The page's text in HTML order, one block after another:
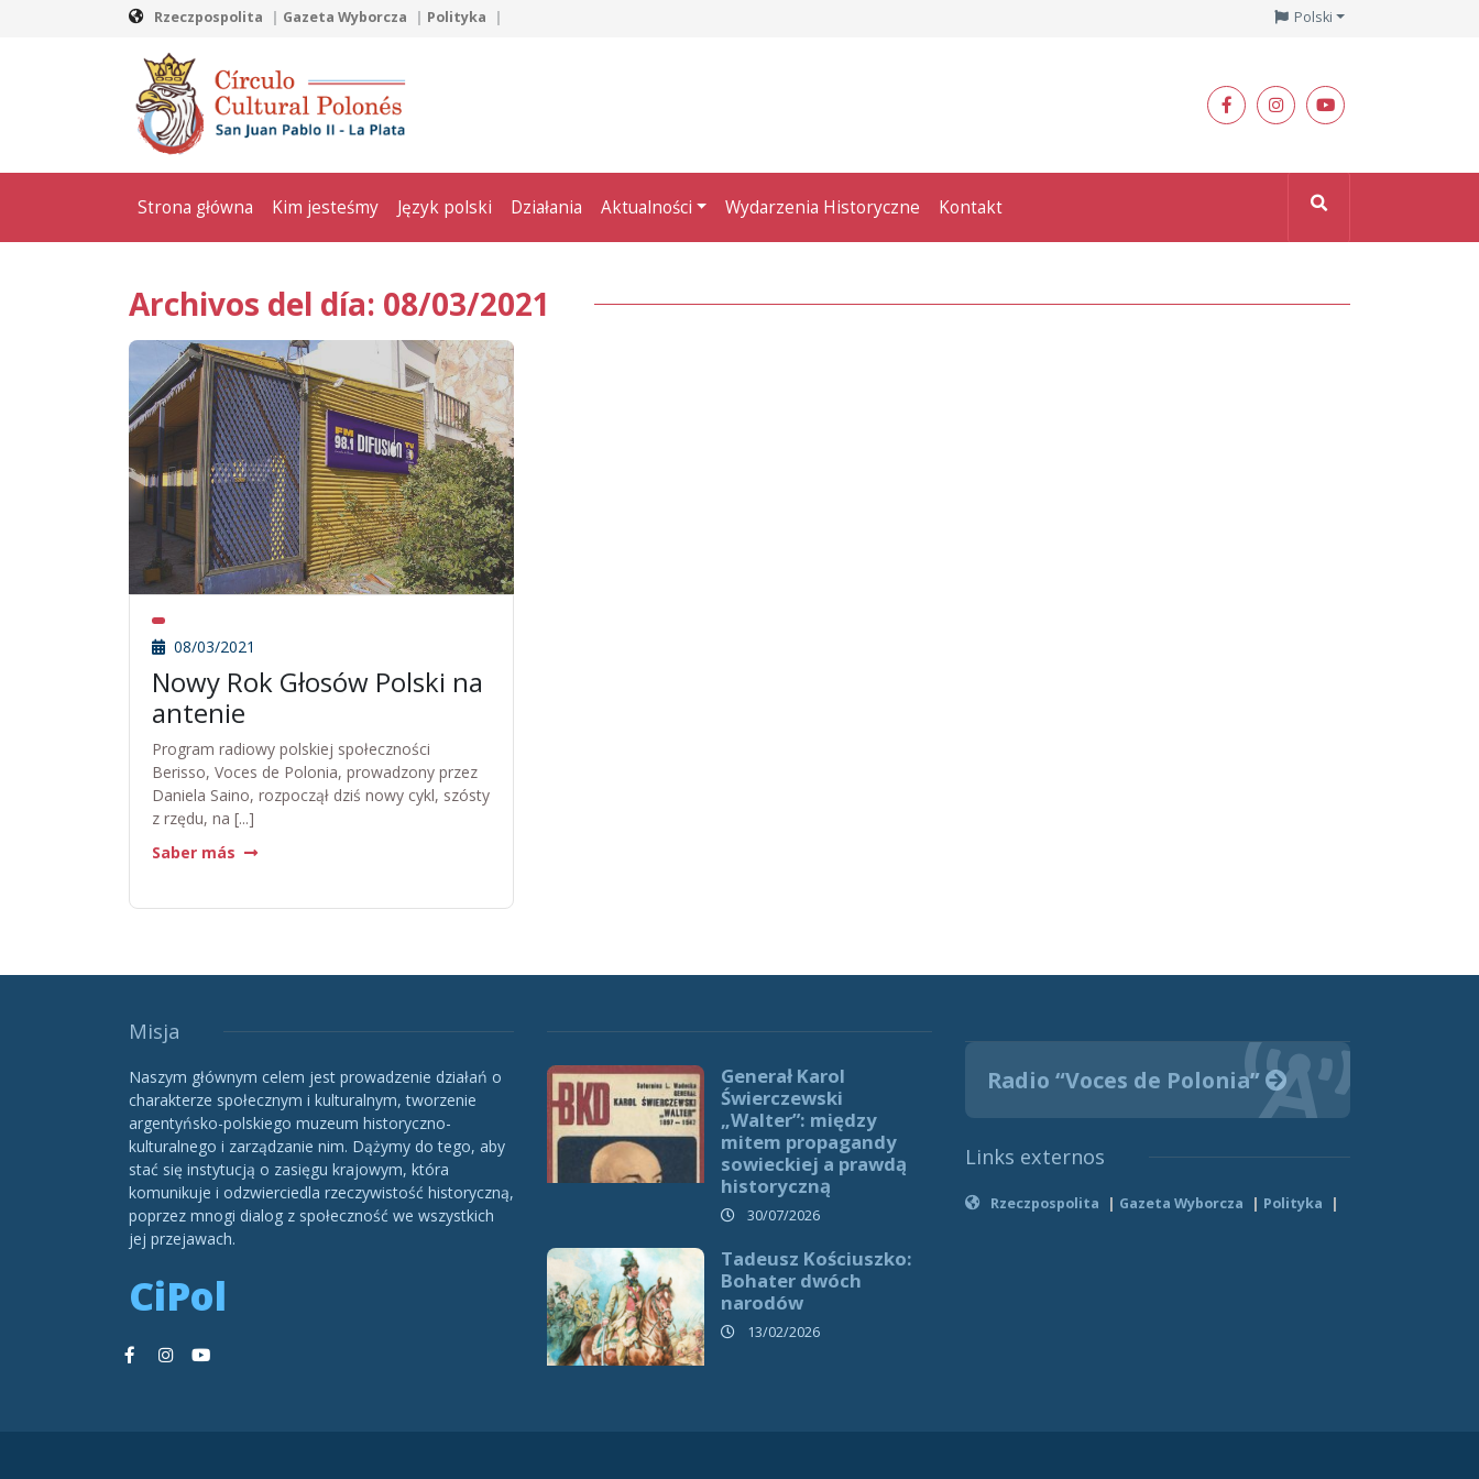
Rzeczpospolita Gazeta Wyborcza Polityka Polski
Strona główna Kim jesteśmy Język polski Działania Aktualności Wydarzenia Historyczne Kontakt
Archivos del día: 08/03/2021
08/03/2021
Nowy Rok Głosów Polski na
antenie
Program radiowy polskiej społeczności
Berisso, Voces de Polonia, prowadzony przez
Daniela Saino, rozpoczął dziś nowy cykl, szósty
z rzędu, na [...]
Saber más
Misja
Naszym głównym celem jest prowadzenie działań o
charakterze społecznym i kulturalnym, tworzenie
argentyńsko-polskiego muzeum historyczno-
kulturalnego i zarządzanie nim. Dążymy do tego, aby
stać się instytucją o zasięgu krajowym, która
komunikuje i odzwierciedla rzeczywistość historyczną,
poprzez mnogi dialog z społeczność we wszystkich
jej przejawach.
CiPol
Generał Karol
Świerczewski
„Walter”: między
mitem propagandy
sowieckiej a prawdą
historyczną
30/07/2026
Tadeusz Kościuszko:
Bohater dwóch
narodów
13/02/2026
Radio “Voces de Polonia”
Links externos
Rzeczpospolita Gazeta Wyborcza Polityka